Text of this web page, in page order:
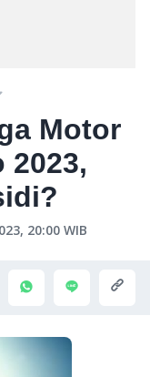
Motor
2023,
20:00 WIB